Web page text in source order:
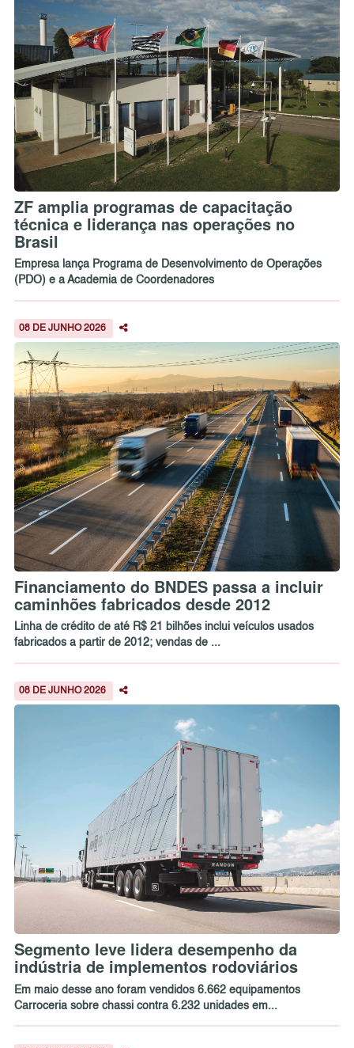
ZF amplia programas de capacitação
técnica e liderança nas operações no
Brasil
Empresa lança Programa de Desenvolvimento de Operações
(PDO) e a Academia de Coordenadores
08 DE JUNHO 2026
Financiamento do BNDES passa a incluir
caminhões fabricados desde 2012
Linha de crédito de até R$ 21 bilhões inclui veículos usados
fabricados a partir de 2012; vendas de ...
08 DE JUNHO 2026
Segmento leve lidera desempenho da
indústria de implementos rodoviários
Em maio desse ano foram vendidos 6.662 equipamentos
Carroceria sobre chassi contra 6.232 unidades em...